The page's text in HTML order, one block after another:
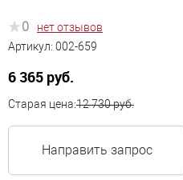
0
нет отзывов
Артикул: 002-659
6 365 руб.
Старая цена:12 730 руб.
Направить запрос